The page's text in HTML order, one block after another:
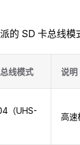
的 SD 卡总线模
线模式 说明
（UHS-
高速